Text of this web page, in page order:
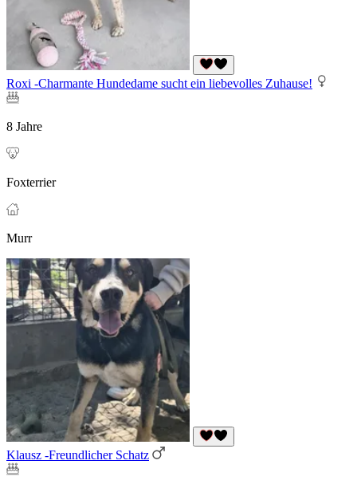
Roxi -Charmante Hundedame sucht ein liebevolles Zuhause!
8 Jahre
Foxterrier
Murr
Klausz -Freundlicher Schatz